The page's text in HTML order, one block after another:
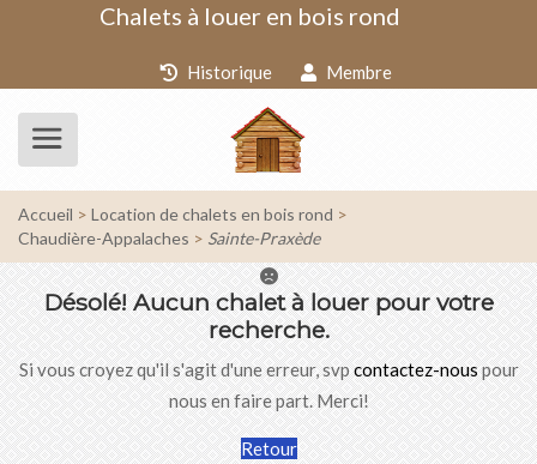
Chalets à louer en bois rond
Historique Membre
Accueil
Location de chalets en bois rond
Chaudière-Appalaches
Sainte-Praxède
Désolé!Aucun chalet à louer pour votre
recherche.
Si vous croyez qu'il s'agit d'une erreur, svpcontactez-nouspour
nous en faire part. Merci!
Retour